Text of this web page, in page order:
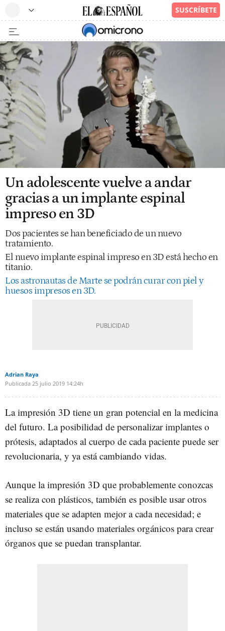
Un adolescente vuelve a andar
gracias a un implante espinal
impreso en 3D
Dos pacientes se han beneficiado de un nuevo
tratamiento.
El nuevo implante espinal impreso en 3D está hecho en
titanio.
Los astronautas de Marte se podrán curar con piel y
huesos impresos en 3D.
Adrian Raya
Publicada 25 julio 2019 14:24h
La impresión 3D tiene un gran potencial en la medicina
del futuro. La posibilidad de personalizar implantes o
prótesis, adaptados al cuerpo de cada paciente puede ser
revolucionaria, y ya está cambiando vidas.
Aunque la impresión 3D que probablemente conozcas
se realiza con plásticos, también es posible usar otros
materiales que se adapten mejor a cada necesidad; e
incluso se están usando materiales orgánicos para crear
órganos que se puedan transplantar.